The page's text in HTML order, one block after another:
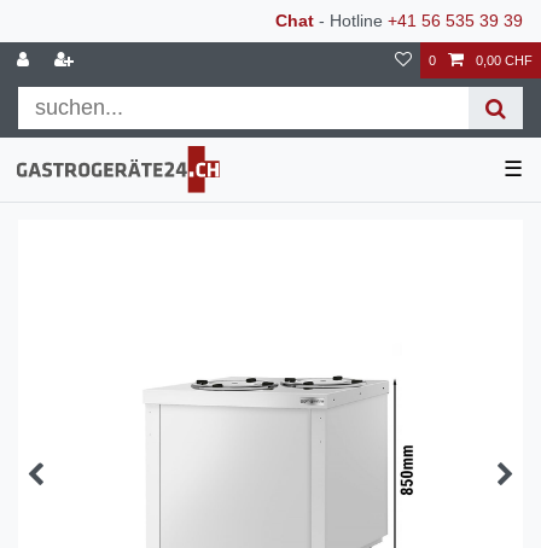
Chat - Hotline +41 56 535 39 39
0 0,00 CHF
☰